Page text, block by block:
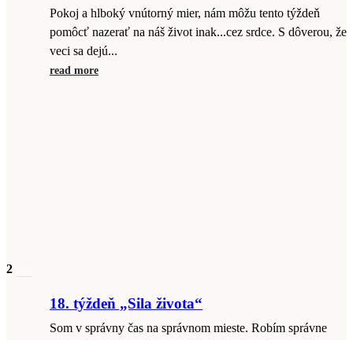
Pokoj a hlboký vnútorný mier, nám môžu tento týždeň
pomôcť nazerať na náš život inak...cez srdce. S dôverou, že
veci sa dejú...
read more
2
18. týždeň „Sila života“
Som v správny čas na správnom mieste. Robím správne